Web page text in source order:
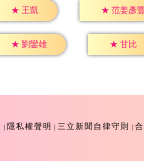
★ 王凱 ★ 范姜彥
★ 劉鑾雄 ★ 甘比
隱私權聲明 三立新聞自律守則